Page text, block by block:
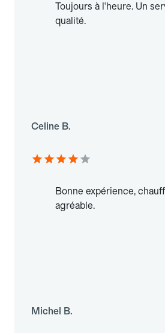
Toujours à l'heure. Un
qualité.
Celine B.
Bonne expérience,
agréable.
Michel B.